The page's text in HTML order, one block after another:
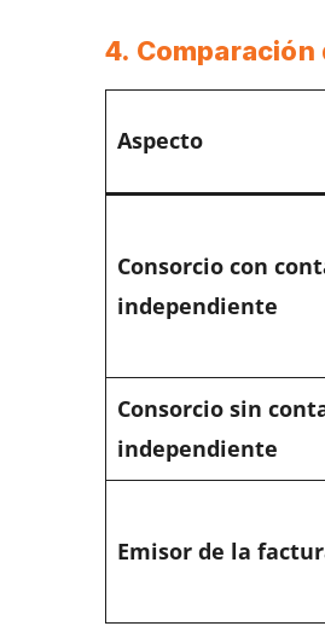
4.
Aspecto
Consorcio con
independiente
Consorcio sin
independiente
Emisor de la